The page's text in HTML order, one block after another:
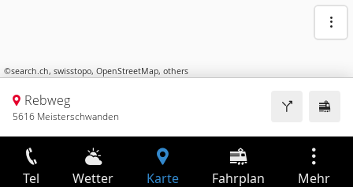
©search.ch, swisstopo, OpenStreetMap, others
Rebweg
5616 Meisterschwanden
Tel Wetter Karte Fahrplan Mehr